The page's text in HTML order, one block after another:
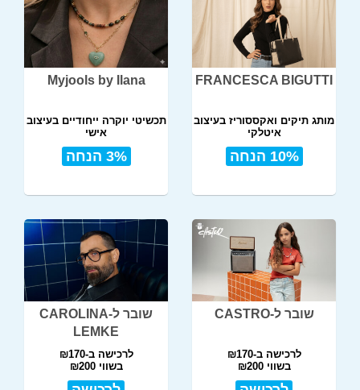
FRANCESCA BIGUTTI
מותג תיקים ואקססוריז בעיצוב
איטלקי
10% הנחה
Myjools by Ilana
תכשיטי יוקרה ייחודיים בעיצוב
אישי
3% הנחה
שובר ל-CASTRO
לרכישה ב-₪170
בשווי ₪200
שובר ל-CAROLINA
LEMKE
לרכישה ב-₪170
בשווי ₪200